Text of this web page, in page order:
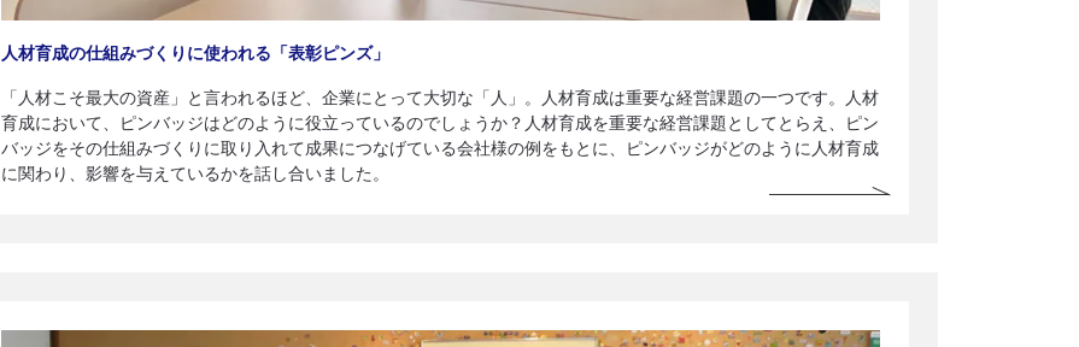
人材育成の仕組みづくりに使われる「表彰ピンズ」
「人材こそ最大の資産」と言われるほど、企業にとって大切な「人」。人材育成は重要な経営課題の一つです。人材
育成において、ピンバッジはどのように役立っているのでしょうか？人材育成を重要な経営課題としてとらえ、ピン
バッジをその仕組みづくりに取り入れて成果につなげている会社様の例をもとに、ピンバッジがどのように人材育成
に関わり、影響を与えているかを話し合いました。